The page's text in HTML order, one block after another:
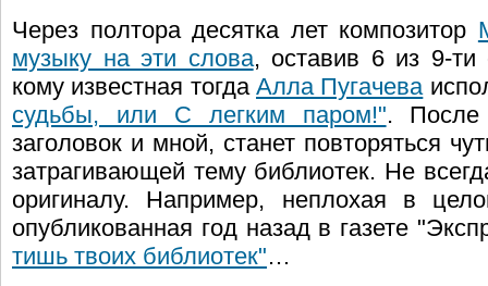
Через полтора десятка лет композитор
музыку на эти слова, оставив 6 из 9-
кому известная тогда Алла Пугачева
судьбы, или С легким паром!". После
заголовок и мной, станет повторяться
затрагивающей тему библиотек. Не
оригиналу. Например, неплохая в
опубликованная год назад в газете
тишь твоих библиотек"…